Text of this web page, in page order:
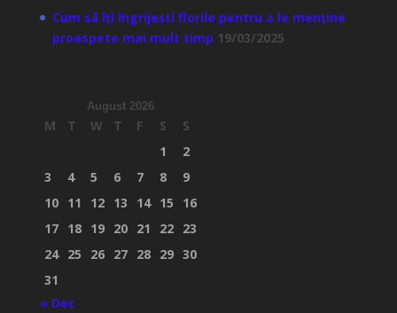
Cum să îți îngrijești florile pentru a le menține
proaspete mai mult timp 19/03/2025
August 2026
M T W T F S
S
1
2
3
4 5 6 7 8
9
10 11 12 13 14 15
16
17 18 19 20 21 22 23
24 25 26 27 28 29 30
31
« Dec